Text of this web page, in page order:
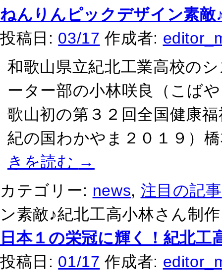
ねんりんピックデザイン素敵
投稿日: 03/17 作成者:
和歌山県立紀北工業高校の
ーター部の小林咲良（こば
歌山初の第３２回全国健康
紀の国わかやま２０１９）
きを読む →
カテゴリー: news, 注目の記事
ン素敵♪紀北工高小林さん制
日本１の栄冠に輝く！紀北
投稿日: 01/17 作成者: